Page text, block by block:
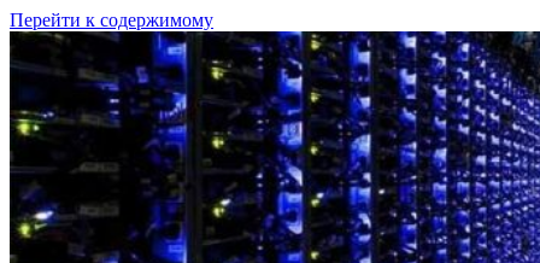
Перейти к содержимому